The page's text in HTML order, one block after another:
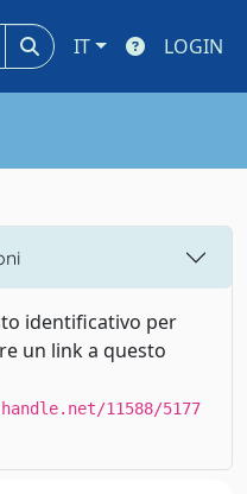
IT LOGIN
identificativo per
un link a questo
11588/5177